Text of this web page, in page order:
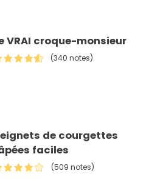
VRAI croque-monsieur
(340 notes)
de courgettes
faciles
(509 notes)